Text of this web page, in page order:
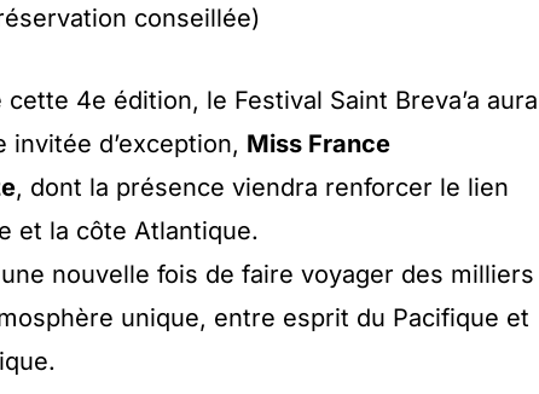
conseillée)
4e édition, le Festival Saint Breva’a aura
invitée d’exception, Miss France
, dont la présence viendra renforcer le lien
et la côte Atlantique.
nouvelle fois de faire voyager des milliers
unique, entre esprit du Pacifique et